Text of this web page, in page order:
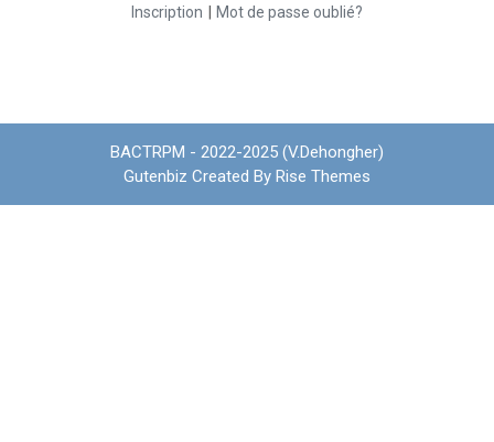
Inscription | Mot de passe oublié?
BACTRPM - 2022-2025 (V.Dehongher)
Gutenbiz Created By Rise Themes